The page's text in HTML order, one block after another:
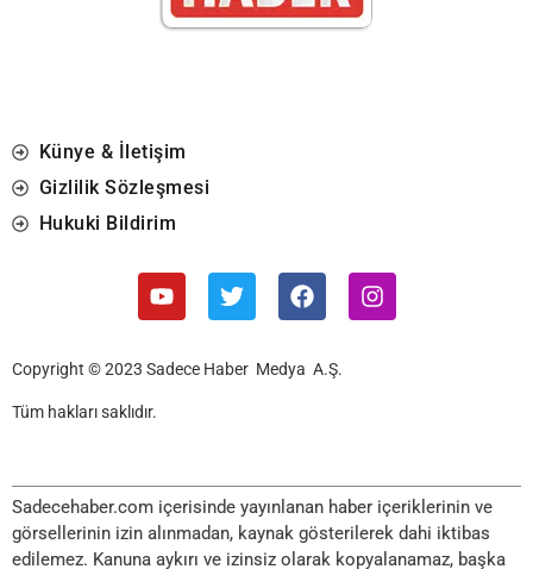
Künye & İletişim
Gizlilik Sözleşmesi
Hukuki Bildirim
Copyright © 2023 Sadece Haber Medya A.Ş.
Tüm hakları saklıdır.
Sadecehaber.com içerisinde yayınlanan haber içeriklerinin ve
görsellerinin izin alınmadan, kaynak gösterilerek dahi iktibas
edilemez. Kanuna aykırı ve izinsiz olarak kopyalanamaz, başka